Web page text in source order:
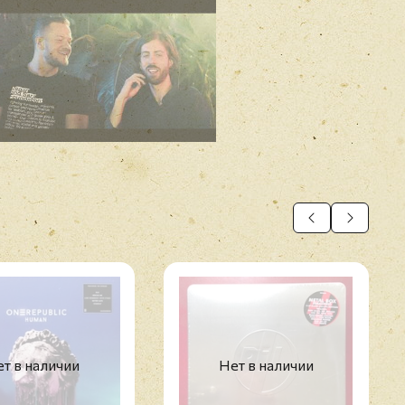
в наличии Нет в наличии